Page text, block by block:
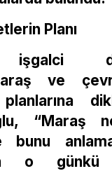
Planı
işgalci
ve
planlarına
“Maraş
bunu
o günkü